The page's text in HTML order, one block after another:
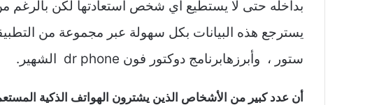
بداخله حتى لا يستطيع أي شخص استعادتها لكن بالرغم
يسترجع هذه البيانات بكل سهولة عبر مجموعة من
ستور ، وأبرزهابرنامج دوكتور فون dr phone الشهير.
أن عدد كبير من الأشخاص الذين يشترون الهواتف الذكية